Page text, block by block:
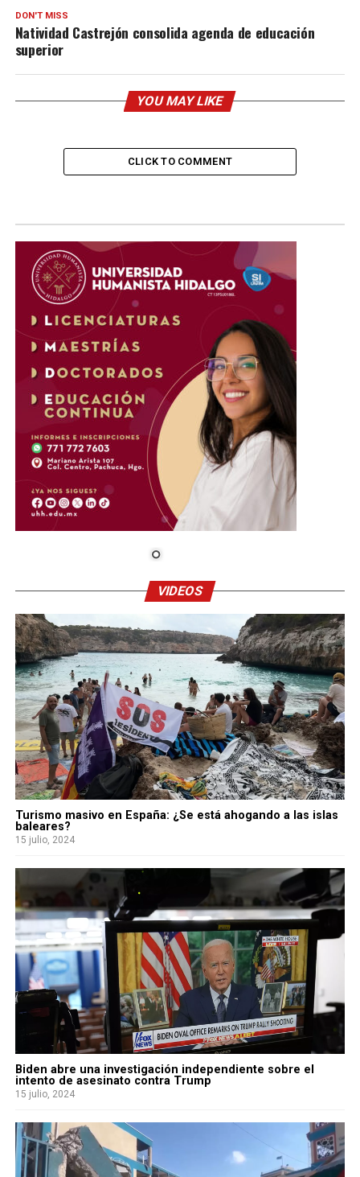
DON'T MISS
Natividad Castrejón consolida agenda de educación
superior
YOU MAY LIKE
CLICK TO COMMENT
VIDEOS
Turismo masivo en España: ¿Se está ahogando a las islas
baleares?
15 julio, 2024
Biden abre una investigación independiente sobre el
intento de asesinato contra Trump
15 julio, 2024